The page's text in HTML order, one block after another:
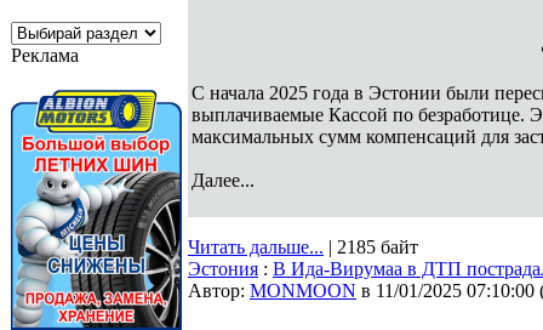
Реклама
С начала 2025 года в Эстонии были
выплачиваемые Кассой по безработице.
максимальных сумм компенсаций для
Далее...
Читать дальше... | 2185 байт
Эстония : В Ида-Вирумаа в ДТП
Автор: MONMOON в 11/01/2025 07:10:00